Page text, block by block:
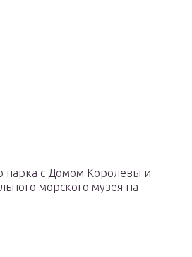
парка с Домом Королевы и
морского музея на